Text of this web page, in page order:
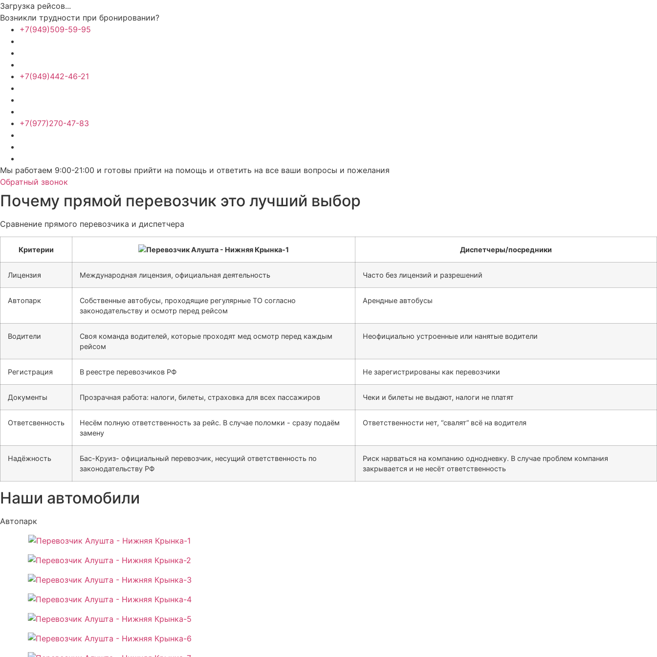
Загрузка рейсов...
Возникли трудности при бронировании?
+7(949)509-59-95
+7(949)442-46-21
+7(977)270-47-83
Мы работаем 9:00-21:00 и готовы прийти на помощь и ответить на все ваши вопросы и пожелания
Обратный звонок
Почему прямой перевозчик это лучший выбор
Сравнение прямого перевозчика и диспетчера
Критерии Диспетчеры/посредники
Лицензия Международная лицензия, официальная деятельность Часто без лицензий и разрешений
Автопарк
Собственные автобусы, проходящие регулярные ТО согласно
законодательству и осмотр перед рейсом
Арендные автобусы
Водители
Своя команда водителей, которые проходят мед осмотр перед каждым
рейсом
Неофициально устроенные или нанятые водители
Регистрация В реестре перевозчиков РФ Не зарегистрированы как перевозчики
Документы Прозрачная работа: налоги, билеты, страховка для всех пассажиров Чеки и билеты не выдают, налоги не платят
Ответсвенность
Несём полную ответственность за рейс. В случае поломки - сразу подаём
замену
Ответственности нет, “свалят” всё на водителя
Надёжность
Бас-Круиз- официальный перевозчик, несущий ответственность по
законодательству РФ
Риск нарваться на компанию однодневку. В случае проблем компания
закрывается и не несёт ответственность
Наши автомобили
Автопарк